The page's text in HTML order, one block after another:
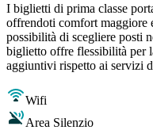
I biglietti di prima classe
offrendoti comfort maggiore
possibilità di scegliere posti
biglietto offre flessibilità per
aggiuntivi rispetto ai servizi
Wifi
Area Silenzio